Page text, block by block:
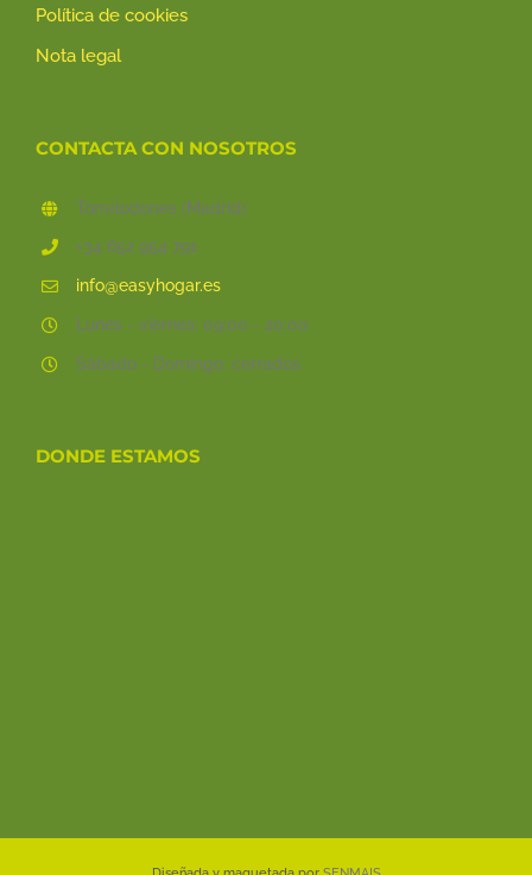
Política de cookies
Nota legal
CONTACTA CON NOSOTROS
Torrelodones (Madrid)
+34 652 954 791
info@easyhogar.es
Lunes - viernes: 09:00 - 20:00
Sábado - Domingo: cerrados
DONDE ESTAMOS